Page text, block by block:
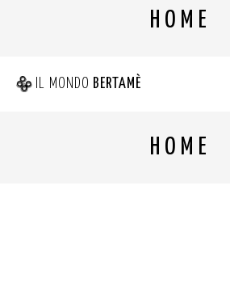
HOME
IL MONDO BERTAMÈ
HOME